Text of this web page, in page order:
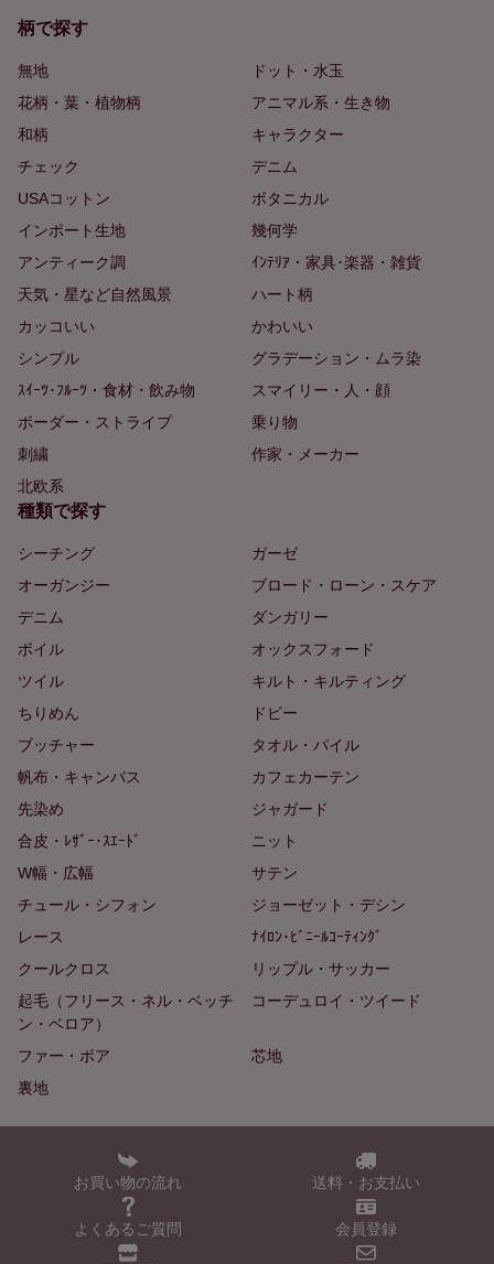
柄で探す
無地
ドット・水玉
花柄・葉・植物柄
アニマル系・生き物
和柄
キャラクター
チェック
デニム
USAコットン
ボタニカル
インポート生地
幾何学
アンティーク調
ｲﾝﾃﾘｱ・家具･楽器・雑貨
天気・星など自然風景
ハート柄
カッコいい
かわいい
シンプル
グラデーション・ムラ染
ｽｲｰﾂ･ﾌﾙｰﾂ・食材・飲み物
スマイリー・人・顔
ボーダー・ストライプ
乗り物
刺繍
作家・メーカー
北欧系
種類で探す
シーチング
ガーゼ
オーガンジー
ブロード・ローン・スケア
デニム
ダンガリー
ボイル
オックスフォード
ツイル
キルト・キルティング
ちりめん
ドビー
ブッチャー
タオル・パイル
帆布・キャンバス
カフェカーテン
先染め
ジャガード
合皮・ﾚｻﾞｰ･ｽｴｰﾄﾞ
ニット
W幅・広幅
サテン
チュール・シフォン
ジョーゼット・デシン
レース
ﾅｲﾛﾝ･ﾋﾞﾆｰﾙｺｰﾃｨﾝｸﾞ
クールクロス
リップル・サッカー
起毛（フリース・ネル・ベッチ
ン・ベロア）
コーデュロイ・ツイード
ファー・ボア
芯地
裏地
お買い物の流れ 送料・お支払い
よくあるご質問 会員登録